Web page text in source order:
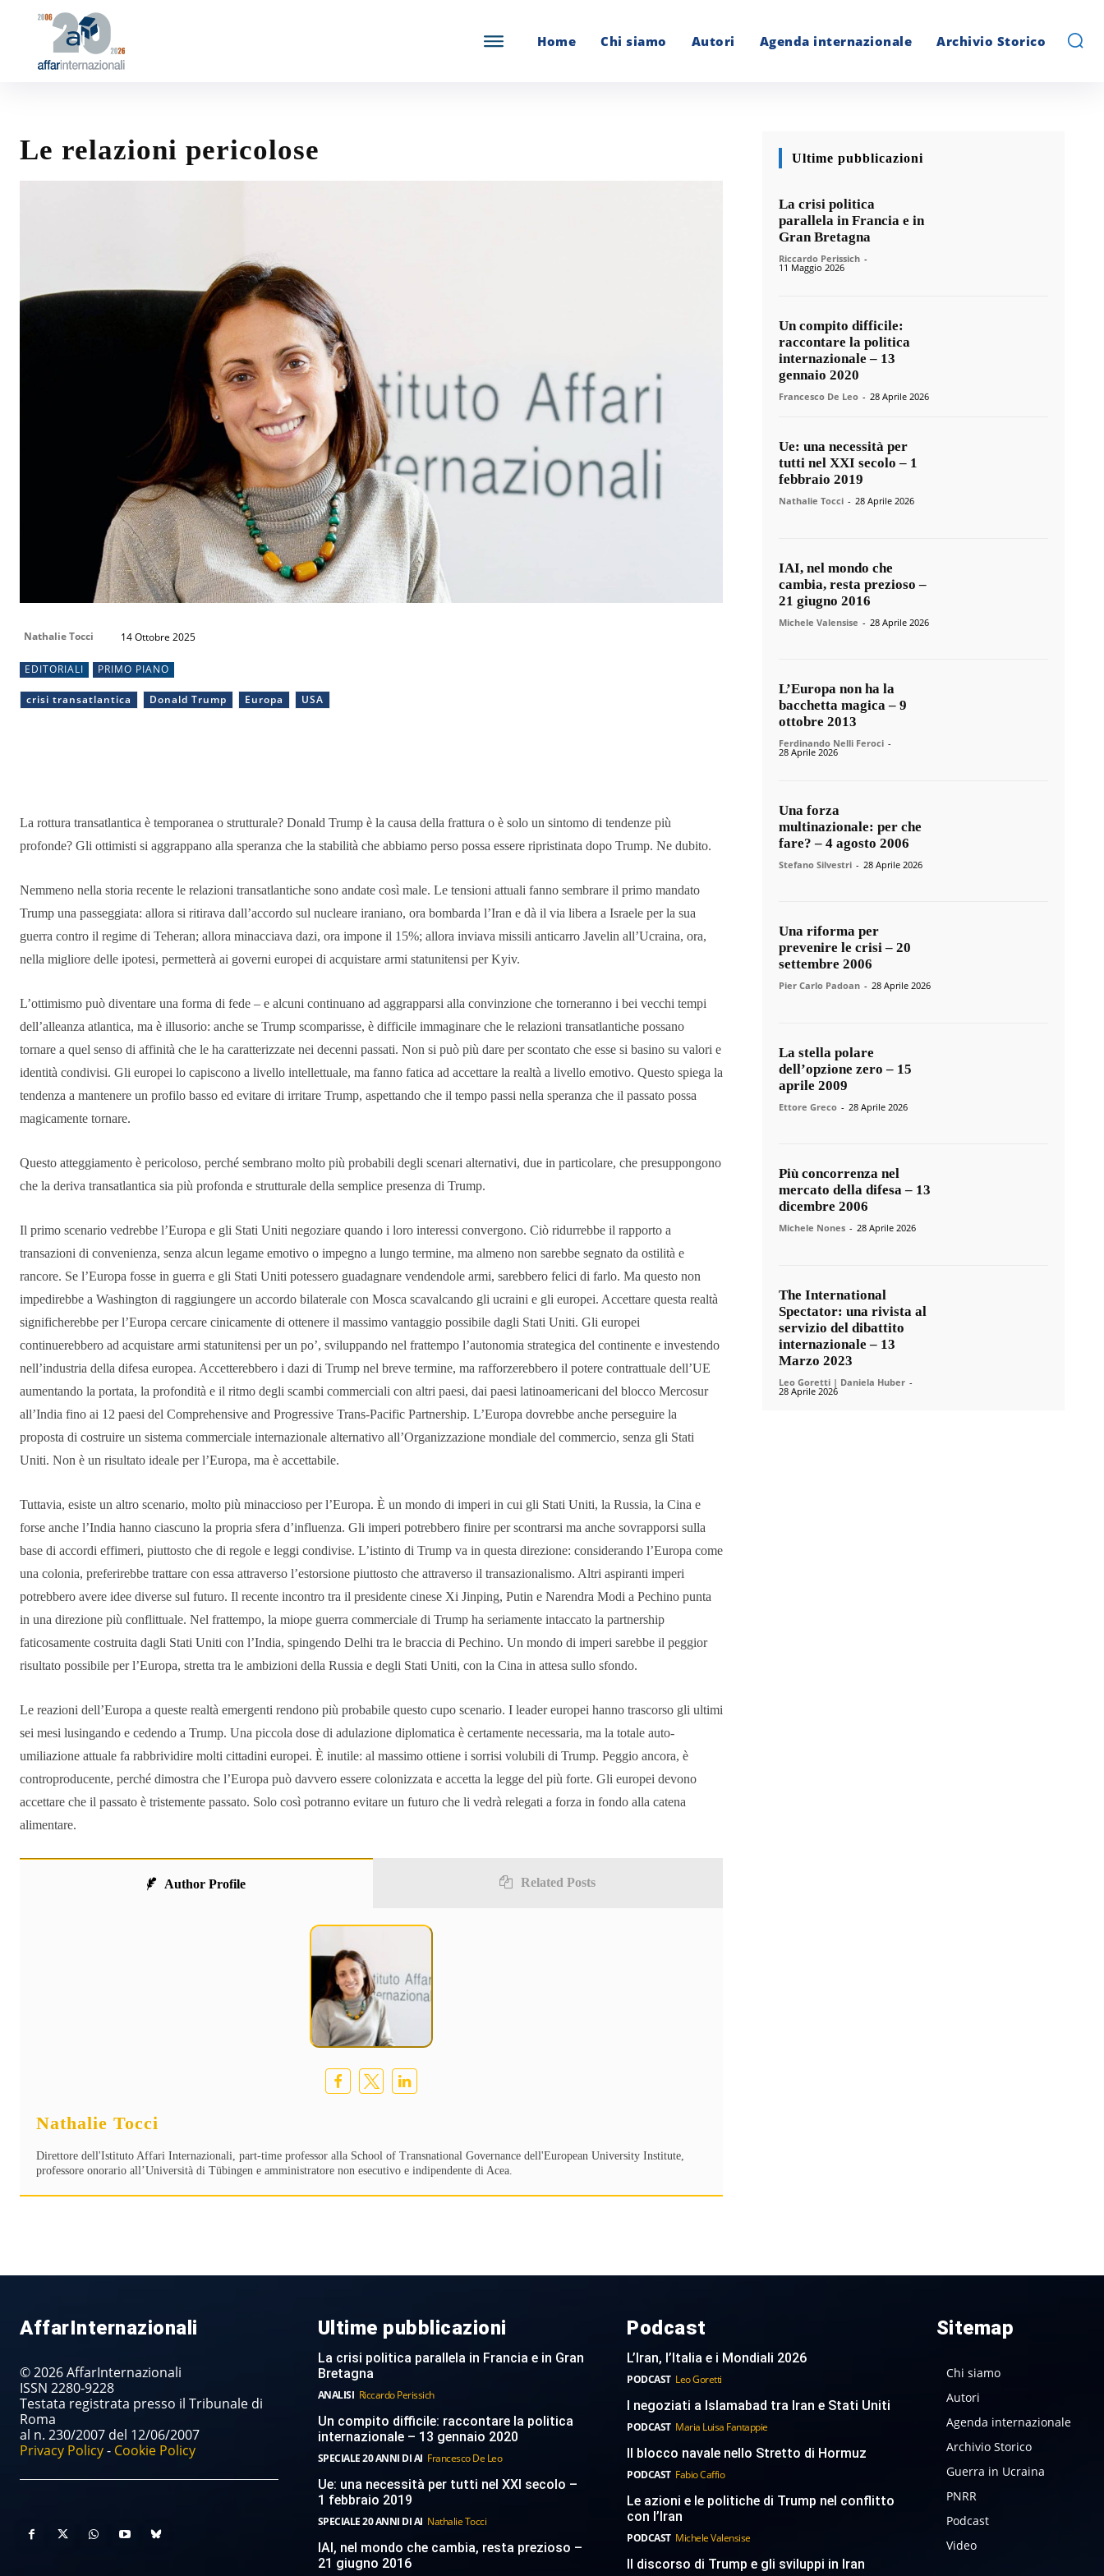
Home Chi siamo Autori Agenda internazionale Archivio Storico
Le relazioni pericolose
Nathalie Tocci 14 Ottobre 2025
EDITORIALI PRIMO PIANO
crisi transatlantica Donald Trump Europa USA
La rottura transatlantica è temporanea o strutturale? Donald Trump è la causa della frattura o è solo un sintomo di tendenze più
profonde? Gli ottimisti si aggrappano alla speranza che la stabilità che abbiamo perso possa essere ripristinata dopo Trump. Ne dubito.
Nemmeno nella storia recente le relazioni transatlantiche sono andate così male. Le tensioni attuali fanno sembrare il primo mandato
Trump una passeggiata: allora si ritirava dall’accordo sul nucleare iraniano, ora bombarda l’Iran e dà il via libera a Israele per la sua
guerra contro il regime di Teheran; allora minacciava dazi, ora impone il 15%; allora inviava missili anticarro Javelin all’Ucraina, ora,
nella migliore delle ipotesi, permetterà ai governi europei di acquistare armi statunitensi per Kyiv.
L’ottimismo può diventare una forma di fede – e alcuni continuano ad aggrapparsi alla convinzione che torneranno i bei vecchi tempi
dell’alleanza atlantica, ma è illusorio: anche se Trump scomparisse, è difficile immaginare che le relazioni transatlantiche possano
tornare a quel senso di affinità che le ha caratterizzate nei decenni passati. Non si può più dare per scontato che esse si basino su valori e
identità condivisi. Gli europei lo capiscono a livello intellettuale, ma fanno fatica ad accettare la realtà a livello emotivo. Questo spiega la
tendenza a mantenere un profilo basso ed evitare di irritare Trump, aspettando che il tempo passi nella speranza che il passato possa
magicamente tornare.
Questo atteggiamento è pericoloso, perché sembrano molto più probabili degli scenari alternativi, due in particolare, che presuppongono
che la deriva transatlantica sia più profonda e strutturale della semplice presenza di Trump.
Il primo scenario vedrebbe l’Europa e gli Stati Uniti negoziare quando i loro interessi convergono. Ciò ridurrebbe il rapporto a
transazioni di convenienza, senza alcun legame emotivo o impegno a lungo termine, ma almeno non sarebbe segnato da ostilità e
rancore. Se l’Europa fosse in guerra e gli Stati Uniti potessero guadagnare vendendole armi, sarebbero felici di farlo. Ma questo non
impedirebbe a Washington di raggiungere un accordo bilaterale con Mosca scavalcando gli ucraini e gli europei. Accettare questa realtà
significherebbe per l’Europa cercare cinicamente di ottenere il massimo vantaggio possibile dagli Stati Uniti. Gli europei
continuerebbero ad acquistare armi statunitensi per un po’, sviluppando nel frattempo l’autonomia strategica del continente e investendo
nell’industria della difesa europea. Accetterebbero i dazi di Trump nel breve termine, ma rafforzerebbero il potere contrattuale dell’UE
aumentando la portata, la profondità e il ritmo degli scambi commerciali con altri paesi, dai paesi latinoamericani del blocco Mercosur
all’India fino ai 12 paesi del Comprehensive and Progressive Trans-Pacific Partnership. L’Europa dovrebbe anche perseguire la
proposta di costruire un sistema commerciale internazionale alternativo all’Organizzazione mondiale del commercio, senza gli Stati
Uniti. Non è un risultato ideale per l’Europa, ma è accettabile.
Tuttavia, esiste un altro scenario, molto più minaccioso per l’Europa. È un mondo di imperi in cui gli Stati Uniti, la Russia, la Cina e
forse anche l’India hanno ciascuno la propria sfera d’influenza. Gli imperi potrebbero finire per scontrarsi ma anche sovrapporsi sulla
base di accordi effimeri, piuttosto che di regole e leggi condivise. L’istinto di Trump va in questa direzione: considerando l’Europa come
una colonia, preferirebbe trattare con essa attraverso l’estorsione piuttosto che attraverso il transazionalismo. Altri aspiranti imperi
potrebbero avere idee diverse sul futuro. Il recente incontro tra il presidente cinese Xi Jinping, Putin e Narendra Modi a Pechino punta
in una direzione più conflittuale. Nel frattempo, la miope guerra commerciale di Trump ha seriamente intaccato la partnership
faticosamente costruita dagli Stati Uniti con l’India, spingendo Delhi tra le braccia di Pechino. Un mondo di imperi sarebbe il peggior
risultato possibile per l’Europa, stretta tra le ambizioni della Russia e degli Stati Uniti, con la Cina in attesa sullo sfondo.
Le reazioni dell’Europa a queste realtà emergenti rendono più probabile questo cupo scenario. I leader europei hanno trascorso gli ultimi
sei mesi lusingando e cedendo a Trump. Una piccola dose di adulazione diplomatica è certamente necessaria, ma la totale auto-
umiliazione attuale fa rabbrividire molti cittadini europei. È inutile: al massimo ottiene i sorrisi volubili di Trump. Peggio ancora, è
controproducente, perché dimostra che l’Europa può davvero essere colonizzata e accetta la legge del più forte. Gli europei devono
accettare che il passato è tristemente passato. Solo così potranno evitare un futuro che li vedrà relegati a forza in fondo alla catena
alimentare.
Author Profile Related Posts
Nathalie Tocci
Direttore dell'Istituto Affari Internazionali, part-time professor alla School of Transnational Governance dell'European University Institute,
professore onorario all’Università di Tübingen e amministratore non esecutivo e indipendente di Acea.
Ultime pubblicazioni
La crisi politica
parallela in Francia e in
Gran Bretagna
Riccardo Perissich -
11 Maggio 2026
Un compito difficile:
raccontare la politica
internazionale – 13
gennaio 2020
Francesco De Leo - 28 Aprile 2026
Ue: una necessità per
tutti nel XXI secolo – 1
febbraio 2019
Nathalie Tocci - 28 Aprile 2026
IAI, nel mondo che
cambia, resta prezioso –
21 giugno 2016
Michele Valensise - 28 Aprile 2026
L’Europa non ha la
bacchetta magica – 9
ottobre 2013
Ferdinando Nelli Feroci -
28 Aprile 2026
Una forza
multinazionale: per che
fare? – 4 agosto 2006
Stefano Silvestri - 28 Aprile 2026
Una riforma per
prevenire le crisi – 20
settembre 2006
Pier Carlo Padoan - 28 Aprile 2026
La stella polare
dell’opzione zero – 15
aprile 2009
Ettore Greco - 28 Aprile 2026
Più concorrenza nel
mercato della difesa – 13
dicembre 2006
Michele Nones - 28 Aprile 2026
The International
Spectator: una rivista al
servizio del dibattito
internazionale – 13
Marzo 2023
Leo Goretti | Daniela Huber -
28 Aprile 2026
AffarInternazionali
© 2026 AffarInternazionali
ISSN 2280-9228
Testata registrata presso il Tribunale di
Roma
al n. 230/2007 del 12/06/2007
Privacy Policy- Cookie Policy
Ultime pubblicazioni
La crisi politica parallela in Francia e in Gran
Bretagna
ANALISI Riccardo Perissich
Un compito difficile: raccontare la politica
internazionale – 13 gennaio 2020
SPECIALE 20 ANNI DI AI Francesco De Leo
Ue: una necessità per tutti nel XXI secolo –
1 febbraio 2019
SPECIALE 20 ANNI DI AI Nathalie Tocci
IAI, nel mondo che cambia, resta prezioso –
21 giugno 2016
Podcast
L’Iran, l’Italia e i Mondiali 2026
PODCAST Leo Goretti
I negoziati a Islamabad tra Iran e Stati Uniti
PODCAST Maria Luisa Fantappie
Il blocco navale nello Stretto di Hormuz
PODCAST Fabio Caffio
Le azioni e le politiche di Trump nel conflitto
con l’Iran
PODCAST Michele Valensise
Il discorso di Trump e gli sviluppi in Iran
Sitemap
Chi siamo
Autori
Agenda internazionale
Archivio Storico
Guerra in Ucraina
PNRR
Podcast
Video